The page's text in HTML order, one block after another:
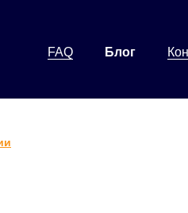
FAQ Блог